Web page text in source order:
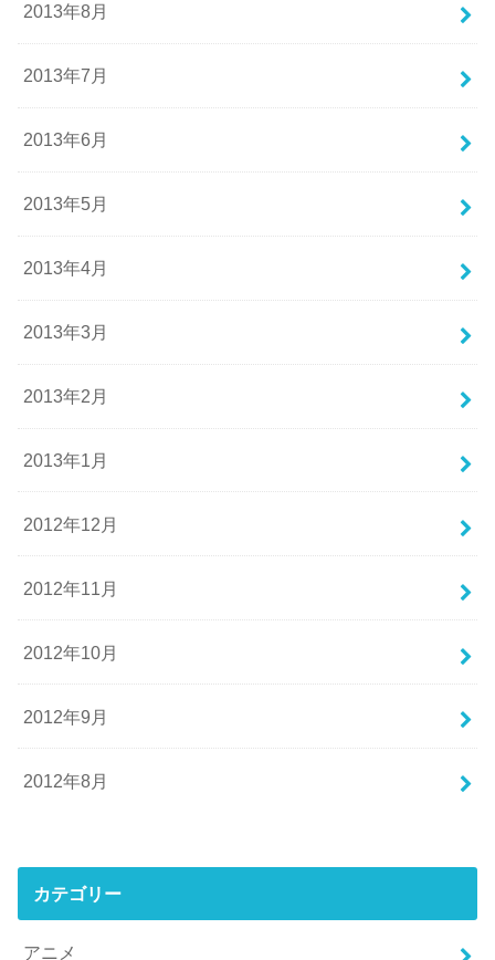
2013年8月
2013年7月
2013年6月
2013年5月
2013年4月
2013年3月
2013年2月
2013年1月
2012年12月
2012年11月
2012年10月
2012年9月
2012年8月
カテゴリー
アニメ